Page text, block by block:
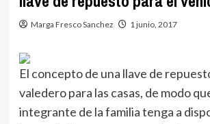
Marga Fresco Sanchez 1 junio, 2017
El concepto de una llave de
valedero para las casas, de modo
integrante de la familia tenga a